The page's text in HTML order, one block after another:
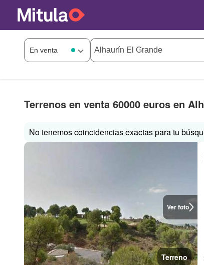
Terrenos en venta 60000 euros en
No tenemos coincidencias exactas para tu
Ver foto
Terreno